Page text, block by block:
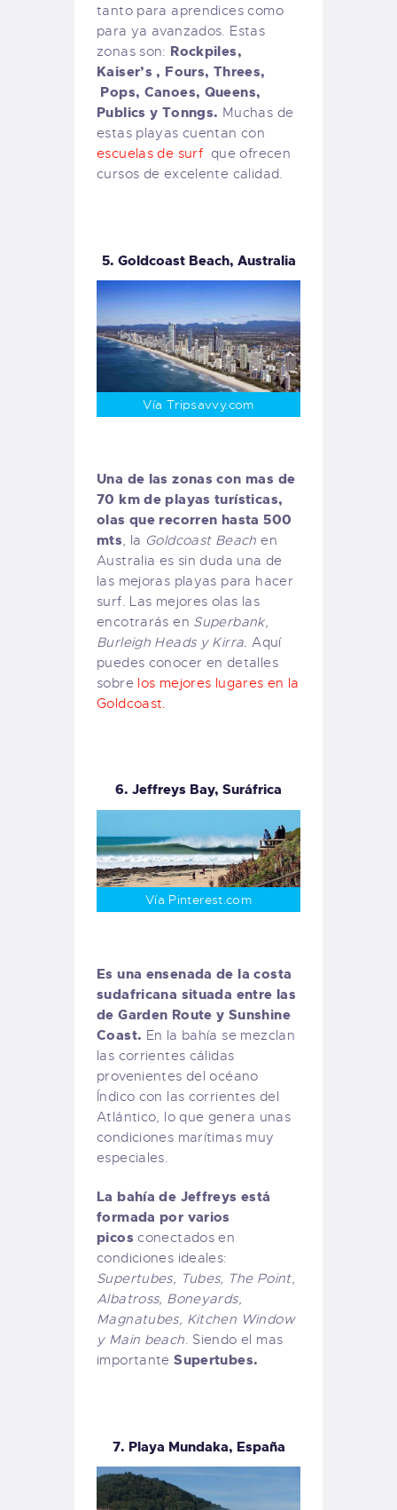
tanto para aprendices como
para ya avanzados. Estas
zonas son: Rockpiles,
Kaiser’s , Fours, Threes,
Pops, Canoes, Queens,
Publics y Tonngs. Muchas de
estas playas cuentan con
escuelas de surf que ofrecen
cursos de excelente calidad.
5. Goldcoast Beach, Australia
Vía Tripsavvy.com
Una de las zonas con mas de
70 km de playas turísticas,
olas que recorren hasta 500
mts, la Goldcoast Beach en
Australia es sin duda una de
las mejoras playas para hacer
surf. Las mejores olas las
encotrarás en Superbank,
Burleigh Heads y Kirra.Aquí
puedes conocer en detalles
sobre los mejores lugares en la
Goldcoast.
6. Jeffreys Bay, Suráfrica
Vía Pinterest.com
Es una ensenada de la costa
sudafricana situada entre las
de Garden Route y Sunshine
Coast. En la bahía se mezclan
las corrientes cálidas
provenientes del océano
Índico con las corrientes del
Atlántico, lo que genera unas
condiciones marítimas muy
especiales.
La bahía de Jeffreys está
formada por varios
picos conectados en
condiciones ideales:
Supertubes, Tubes, The Point,
Albatross, Boneyards,
Magnatubes, Kitchen Window
y Main beach. Siendo el mas
importanteSupertubes.
7. Playa Mundaka, España